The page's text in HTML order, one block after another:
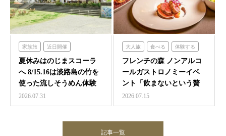
家族旅 近日開催
のじまスコーラ
夏休みはのじまスコーラ
へ 8/15.16は淡路島の竹を
使った流しそうめん体験
2026.07.31
大人旅 食べる 体験する
フレンチの森
フレンチの森 ノンアルコ
ールガストロノミーイベ
ント「飲まないという贅
沢 ～香りと味覚の館～…
2026.07.15
記事一覧